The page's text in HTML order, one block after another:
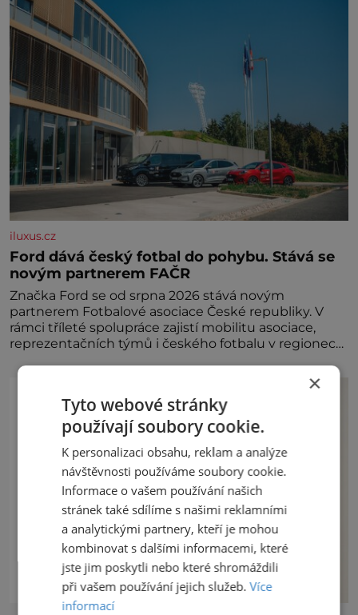
iluxus.cz
Ford dává český fotbal do pohybu. Stává se
novým partnerem FAČR
Značka Ford se od srpna 2026 stává novým
partnerem Fotbalové asociace České republiky. V
rámci tříleté spolupráce zajistí mobilitu asociace,
reprezentačních týmů i českého fotbalu v regionech.
×
Tyto webové stránky
používají soubory cookie.
K personalizaci obsahu, reklam a analýze
návštěvnosti používáme soubory cookie.
Informace o vašem používání našich
stránek také sdílíme s našimi reklamními
a analytickými partnery, kteří je mohou
kombinovat s dalšími informacemi, které
jste jim poskytli nebo které shromáždili
při vašem používání jejich služeb.Více
informací